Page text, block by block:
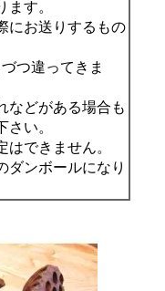
す。
にお送りするもの
つ違ってきま
などがある場合も
さい。
はできません。
ダンボールになり